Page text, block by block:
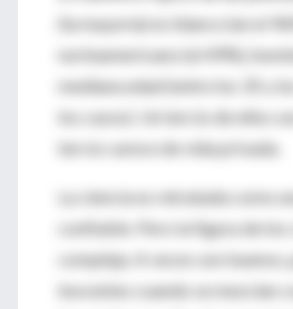
(la mayoría) es blanco (en el
norteamericano (el 49%),
mediana edad (entre los 35 y
los casos). Un tercio de ellos
tercio carece de vida privada.
La ciencia es retratada como
confiable. Pero la figura de
compleja. A veces son
inocentes cuando se mezclan